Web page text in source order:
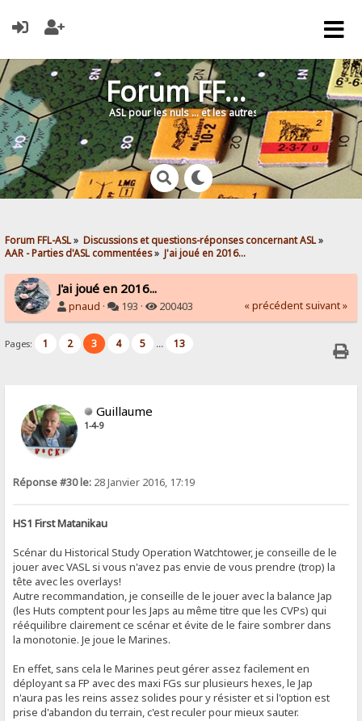
Forum FFL-ASL
ASL pour les nuls … et les autres !
Forum FFL-ASL» Discussions et questions-réponses concernant ASL»
AAR - Parties d'ASL commentées» J'ai joué en 2016...
J'ai joué en 2016...
pnaud · 193 · 200403 « précédent suivant »
Pages: 1 2 3 4 5 ... 13
Guillaume
1-4-9
Réponse #30 le: 28 Janvier 2016, 17:19
HS1 First Matanikau
Scénar du Historical Study Operation Watchtower, je conseille de le
jouer avec VASL si vous n'avez pas envie de vous prendre (trop) la
tête avec les overlays!
Autre recommandation, je conseille de le jouer avec la balance Jap
(les Huts comptent pour les Japs au même titre que les CVPs) qui
rééquilibre clairement ce scénar et évite de le faire sombrer dans
la monotonie. Je joue le Marines.
En effet, sans cela le Marines peut gérer assez facilement en
déployant sa FP avec des maxi FGs sur plusieurs hexes, le Jap
n'aura pas les reins assez solides pour y résister et si l'option est
prise d'abandon du terrain, c'est reculer pour mieux sauter.